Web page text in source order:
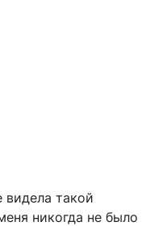
видела такой
никогда не было